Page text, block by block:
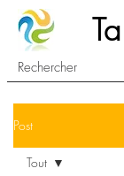
Post
Tout